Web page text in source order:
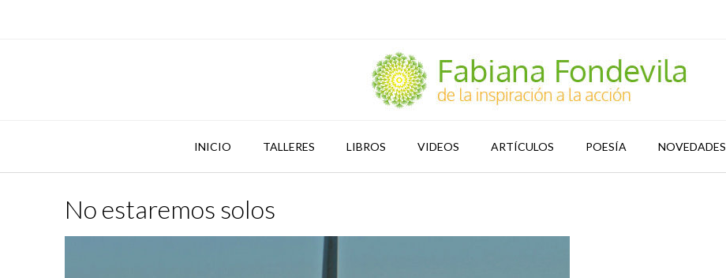
INICIO TALLERES LIBROS VIDEOS ARTÍCULOS POESÍA NOVEDADES
No estaremos solos